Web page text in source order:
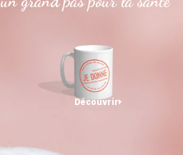
Découvrir